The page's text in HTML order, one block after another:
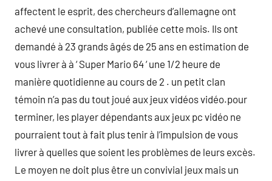
affectent le esprit, des chercheurs d’allemagne ont
achevé une consultation, publiée cette mois. Ils ont
demandé à 23 grands âgés de 25 ans en estimation de
vous livrer à à ‘ Super Mario 64 ‘ une 1/2 heure de
manière quotidienne au cours de 2 . un petit clan
témoin n’a pas du tout joué aux jeux vidéos vidéo.pour
terminer, les player dépendants aux jeux pc vidéo ne
pourraient tout à fait plus tenir à l’impulsion de vous
livrer à quelles que soient les problèmes de leurs excès.
Le moyen ne doit plus être un convivial jeux mais un